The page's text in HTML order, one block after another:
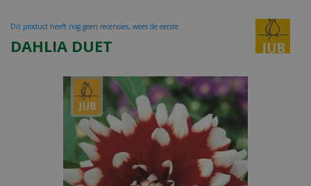
DAHLIA DUET
Dit product heeft nog geen recensies, wees de eerste